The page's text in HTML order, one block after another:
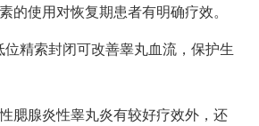
的使用对恢复期患者有明确疗效。
位精索封闭可改善睾丸血流，保护生
腮腺炎性睾丸炎有较好疗效外，还